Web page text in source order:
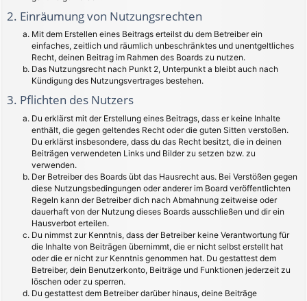
2. Einräumung von Nutzungsrechten
Mit dem Erstellen eines Beitrags erteilst du dem Betreiber ein
einfaches, zeitlich und räumlich unbeschränktes und unentgeltliches
Recht, deinen Beitrag im Rahmen des Boards zu nutzen.
Das Nutzungsrecht nach Punkt 2, Unterpunkt a bleibt auch nach
Kündigung des Nutzungsvertrages bestehen.
3. Pflichten des Nutzers
Du erklärst mit der Erstellung eines Beitrags, dass er keine Inhalte
enthält, die gegen geltendes Recht oder die guten Sitten verstoßen.
Du erklärst insbesondere, dass du das Recht besitzt, die in deinen
Beiträgen verwendeten Links und Bilder zu setzen bzw. zu
verwenden.
Der Betreiber des Boards übt das Hausrecht aus. Bei Verstößen gegen
diese Nutzungsbedingungen oder anderer im Board veröffentlichten
Regeln kann der Betreiber dich nach Abmahnung zeitweise oder
dauerhaft von der Nutzung dieses Boards ausschließen und dir ein
Hausverbot erteilen.
Du nimmst zur Kenntnis, dass der Betreiber keine Verantwortung für
die Inhalte von Beiträgen übernimmt, die er nicht selbst erstellt hat
oder die er nicht zur Kenntnis genommen hat. Du gestattest dem
Betreiber, dein Benutzerkonto, Beiträge und Funktionen jederzeit zu
löschen oder zu sperren.
Du gestattest dem Betreiber darüber hinaus, deine Beiträge